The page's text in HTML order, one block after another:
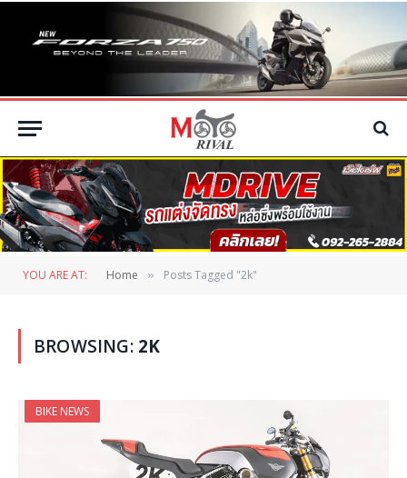
YOU ARE AT: Home » Posts Tagged "2k"
BROWSING: 2K
BIKE NEWS